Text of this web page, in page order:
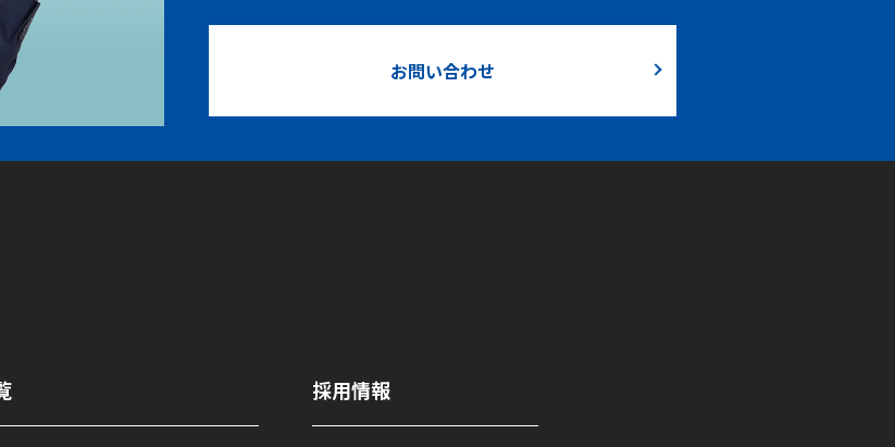
お問い合わせ
採用情報